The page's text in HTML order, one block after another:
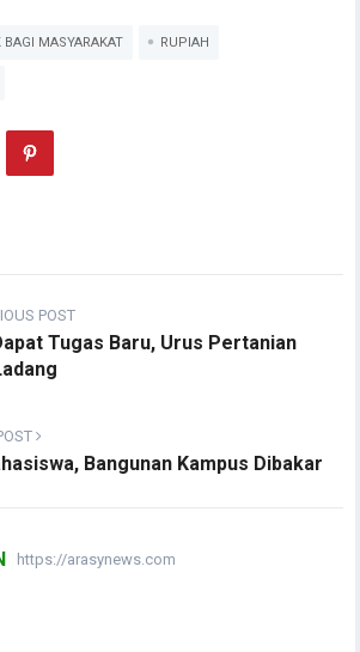
BAGI MASYARAKAT RUPIAH
POST
Tugas Baru, Urus Pertanian
Bangunan Kampus Dibakar
https://arasynews.com